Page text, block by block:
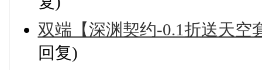
双端【深渊契约-0.1折送天空
回复)